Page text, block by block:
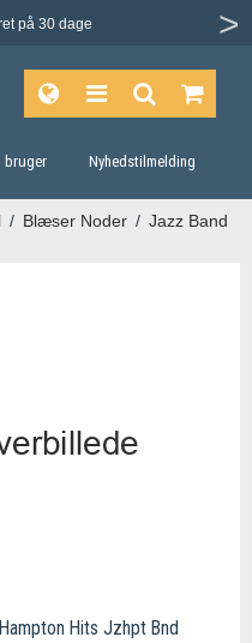
på 30 dage
bruger Nyhedstilmelding
/ Blæser Noder / Jazz Band
Hits Jzhpt Bnd